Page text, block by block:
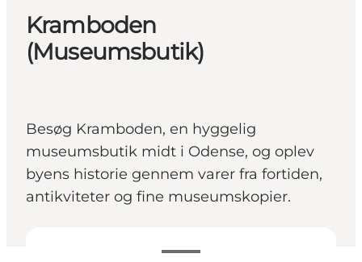
Planlæg din tur
Inspiration
Kramboden
(Museumsbutik)
Besøg Kramboden, en hyggelig
museumsbutik midt i Odense, og oplev
byens historie gennem varer fra fortiden,
antikviteter og fine museumskopier.